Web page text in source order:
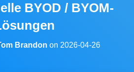
BYOD / BYOM-
Brandon on 2026-04-26